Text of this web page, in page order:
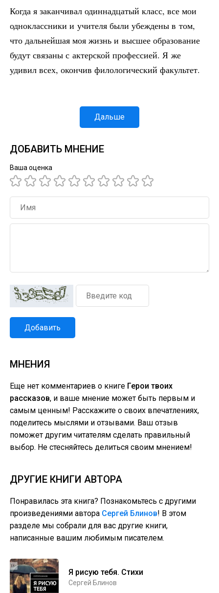
Когда я заканчивал одиннадцатый класс, все мои
одноклассники и учителя были убеждены в том,
что дальнейшая моя жизнь и высшее образование
будут связаны с актерской профессией. Я же
удивил всех, окончив филологический факультет.
Дальше
ДОБАВИТЬ МНЕНИЕ
Ваша оценка
Добавить
МНЕНИЯ
Еще нет комментариев о книге Герои твоих
рассказов, и ваше мнение может быть первым и
самым ценным! Расскажите о своих впечатлениях,
поделитесь мыслями и отзывами. Ваш отзыв
поможет другим читателям сделать правильный
выбор. Не стесняйтесь делиться своим мнением!
ДРУГИЕ КНИГИ АВТОРА
Понравилась эта книга? Познакомьтесь с другими
произведениями автора Сергей Блинов! В этом
разделе мы собрали для вас другие книги,
написанные вашим любимым писателем.
Я рисую тебя. Стихи
Сергей Блинов